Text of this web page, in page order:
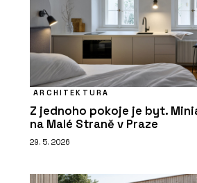
ARCHITEKTURA
Z jednoho pokoje je byt.
na Malé Straně v Praze
29. 5. 2026